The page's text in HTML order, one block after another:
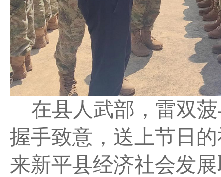
在县人武部，雷双
握手致意，送上节日
来新平县经济社会发